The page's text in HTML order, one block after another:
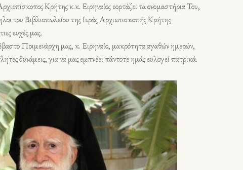
Κρήτης κ.κ. Ειρηναίος εορτάζει τα ονομαστήρια Του,
του Βιβλιοπωλείου της Ιεράς Αρχιεπισκοπής Κρήτης
ευχές μας.
Ποιμενάρχη μας, κ. Ειρηναίο, μακρότητα αγαθών ημερών,
δυνάμεις, για να μας εμπνέει πάντοτε ημάς ευλογεί πατρικά.